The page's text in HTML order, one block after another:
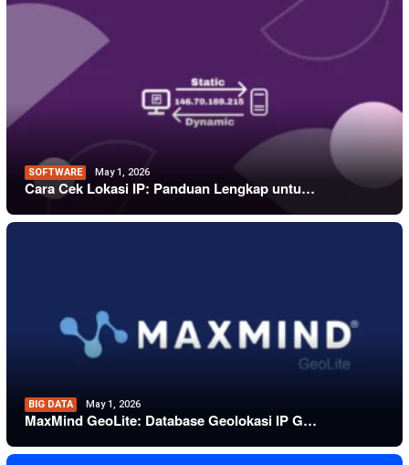
SOFTWARE May 1, 2026
Cara Cek Lokasi IP: Panduan Lengkap untu…
BIG DATA May 1, 2026
MaxMind GeoLite: Database Geolokasi IP G…